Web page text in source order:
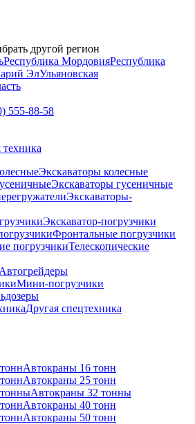
другой регион
Республика МордовияРеспублика
ЭлУльяновская
555-88-58
Экскаваторы колесные
Экскаваторы гусеничные
Экскаваторы-
Экскаватор-погрузчики
Фронтальные погрузчики
Телескопические
Автогрейдеры
Мини-погрузчики
Другая спецтехника
Автокраны 16 тонн
Автокраны 25 тонн
Автокраны 32 тонны
Автокраны 40 тонн
Автокраны 50 тонн